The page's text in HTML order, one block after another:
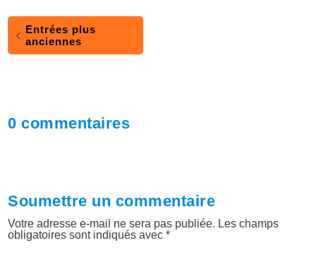
Entrées plus
anciennes
0 commentaires
Soumettre un commentaire
Votre adresse e-mail ne sera pas publiée. Les champs
obligatoires sont indiqués avec*